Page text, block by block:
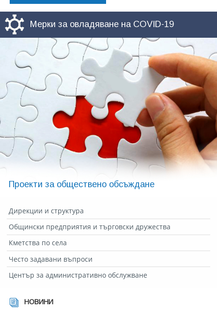
Мерки за овладяване на COVID-19
Проекти за обществено обсъждане
Дирекции и структура
Общински предприятия и търговски дружества
Кметства по села
Често задавани въпроси
Център за административно обслужване
НОВИНИ